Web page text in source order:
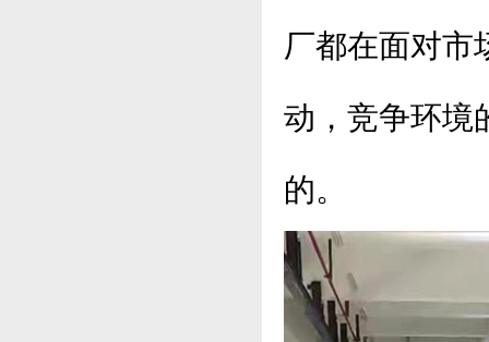
厂都在面对市
动，竞争环境
的。